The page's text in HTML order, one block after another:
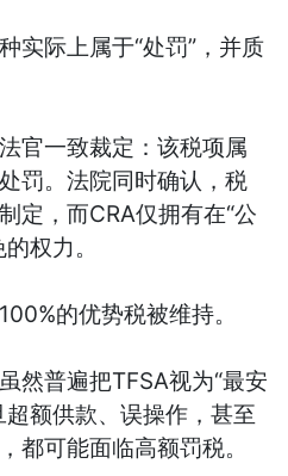
实际上属于“处罚”，并质
官一致裁定：该税项属
罚。法院同时确认，税
定，而CRA仅拥有在“公
权力。
的优势税被维持。
然普遍把TFSA视为“最安
额供款、误操作，甚至
都可能面临高额罚税。